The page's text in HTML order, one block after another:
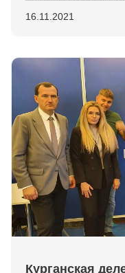
16.11.2021
Курганская